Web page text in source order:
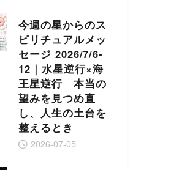
今週の星からのス
ピリチュアルメッ
セージ 2026/7/6-
12｜水星逆行×海
王星逆行 本当の
望みを見つめ直
し、人生の土台を
整えるとき
2026-07-05